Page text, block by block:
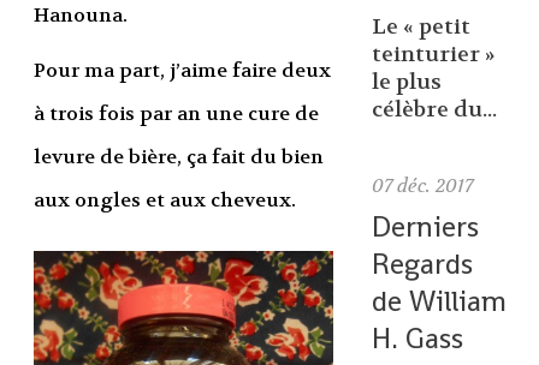
Hanouna.
Pour ma part, j’aime faire deux
à trois fois par an une cure de
levure de bière, ça fait du bien
aux ongles et aux cheveux.
Le « petit
teinturier »
le plus
célèbre du...
07 déc. 2017
Derniers
Regards
de William
H. Gass